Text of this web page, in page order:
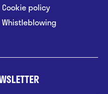
Cookie policy
Whistleblowing